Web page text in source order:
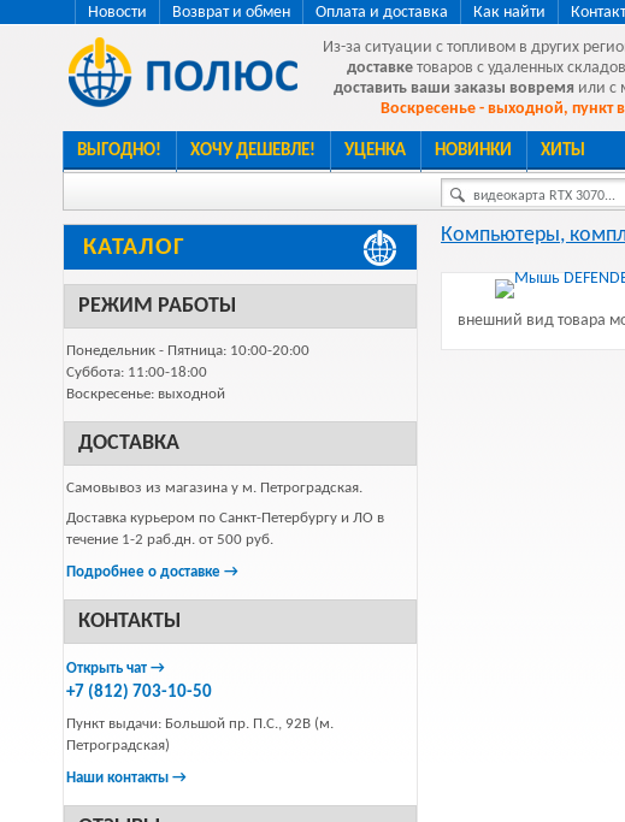
Новости Возврат и обмен Оплата и доставка Как найти
Из-за ситуации с топливом в других
доставке товаров с удаленных
доставить ваши заказы вовремя или с
Воскресенье - выходной, пункт
ВЫГОДНО! ХОЧУ ДЕШЕВЛЕ! УЦЕНКА НОВИНКИ ХИТЫ
видеокарта RTX 3070...
КАТАЛОГ
РЕЖИМ РАБОТЫ
Понедельник - Пятница: 10:00-20:00
Суббота: 11:00-18:00
Воскресенье: выходной
ДОСТАВКА
Самовывоз из магазина у м. Петроградская.
Доставка курьером по Санкт-Петербургу и ЛО в
течение 1-2 раб.дн. от 500 руб.
Подробнее о доставке →
КОНТАКТЫ
Открыть чат →
+7 (812) 703-10-50
Пункт выдачи: Большой пр. П.С., 92В (м.
Петроградская)
Наши контакты →
Компьютеры,
внешний вид товара